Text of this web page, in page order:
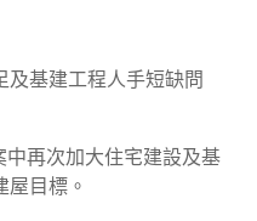
及基建工程人手短缺問
再次加大住宅建設及基
目標。